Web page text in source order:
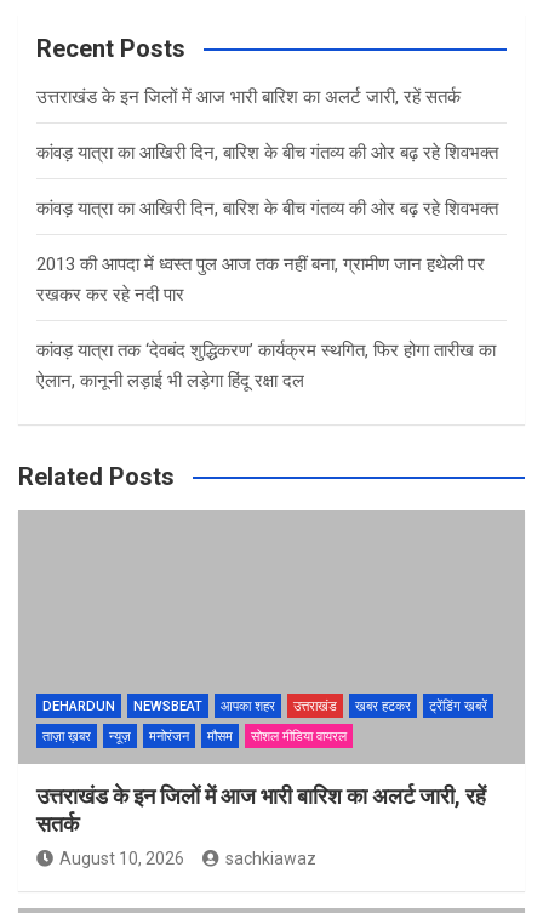
c
Recent Posts
उत्तराखंड के इन जिलों में आज भारी बारिश का अलर्ट जारी, रहें सतर्क
कांवड़ यात्रा का आखिरी दिन, बारिश के बीच गंतव्य की ओर बढ़ रहे शिवभक्त
कांवड़ यात्रा का आखिरी दिन, बारिश के बीच गंतव्य की ओर बढ़ रहे शिवभक्त
2013 की आपदा में ध्वस्त पुल आज तक नहीं बना, ग्रामीण जान हथेली पर
रखकर कर रहे नदी पार
कांवड़ यात्रा तक ‘देवबंद शुद्धिकरण’ कार्यक्रम स्थगित, फिर होगा तारीख का
ऐलान, कानूनी लड़ाई भी लड़ेगा हिंदू रक्षा दल
Related Posts
DEHARDUN NEWSBEAT आपका शहर उत्तराखंड खबर हटकर
ट्रेंडिंग खबरें
ताज़ा ख़बर
न्यूज़ मनोरंजन मौसम सोशल मीडिया वायरल
उत्तराखंड के इन जिलों में आज भारी बारिश का अलर्ट जारी, रहें
सतर्क
August 10, 2026 sachkiawaz